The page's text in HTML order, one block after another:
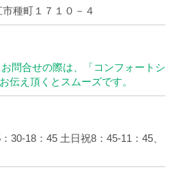
種町１７１０－４
問合せの際は、「コンフォートシ
伝え頂くとスムーズです。
30-18：45 土日祝8：45-11：45、